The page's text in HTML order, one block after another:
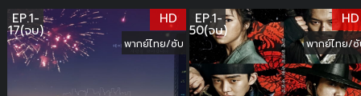
EP.1-
17(จบ)
HD
พากย์ไทย/ซับ
EP.1-
50(จบ)
HD
พากย์ไทย/